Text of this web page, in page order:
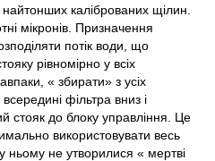
каліброваних щілин.
мікронів. Призначення
потік води, що
рівномірно у всіх
« збирати» з усіх
фільтра вниз і
стояк до блоку управління. Це
використовувати весь
не утворилися « мертві